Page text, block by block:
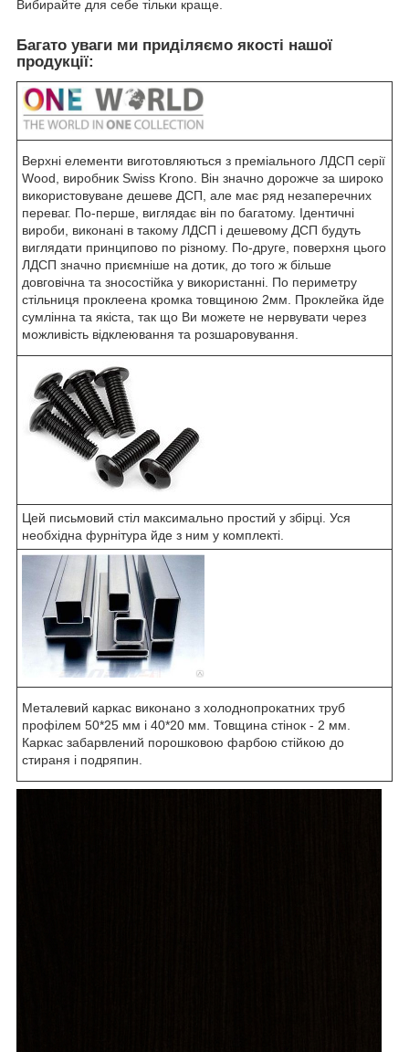
Вибирайте для себе тільки краще.
Багато уваги ми приділяємо якості нашої
продукції:
Верхні елементи виготовляються з преміального ЛДСП серії
Wood, виробник Swiss Krono. Він значно дорожче за широко
використовуване дешеве ДСП, але має ряд незаперечних
переваг. По-перше, виглядає він по багатому. Ідентичні
вироби, виконані в такому ЛДСП і дешевому ДСП будуть
виглядати принципово по різному. По-друге, поверхня цього
ЛДСП значно приємніше на дотик, до того ж більше
довговічна та зносостійка у використанні. По периметру
стільниця проклеена кромка товщиною 2мм. Проклейка йде
сумлінна та якіста, так що Ви можете не нервувати через
можливість відклеювання та розшаровування.
Цей письмовий стіл максимально простий у збірці. Уся
необхідна фурнітура йде з ним у комплекті.
Металевий каркас виконано з холоднопрокатних труб
профілем 50*25 мм і 40*20 мм. Товщина стінок - 2 мм.
Каркас забарвлений порошковою фарбою стійкою до
стираня і подряпин.